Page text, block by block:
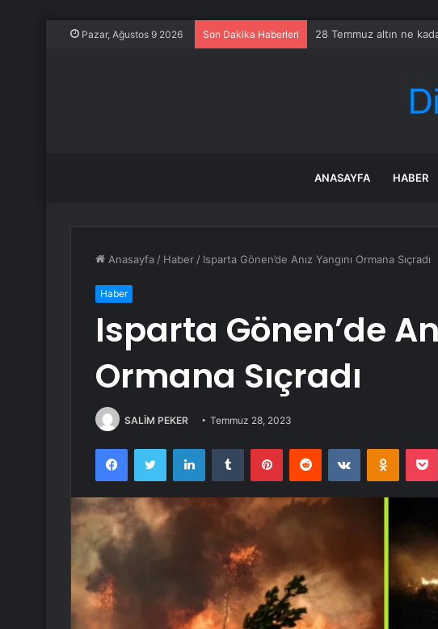
Pazar, Ağustos 9 2026 Son Dakika Haberleri 28 Temmuz altın ne
ANASAYFA HABER
Anasayfa / Haber / Isparta Gönen’de Anız Yangını Ormana Sıçradı
Haber
Isparta Gönen’de
Ormana Sıçradı
SALİM PEKER Temmuz 28, 2023
FacebookTwitter LinkedInTumblr PinterestReddit VKontakte